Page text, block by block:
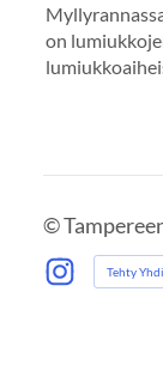
on
©
Instagram
Tehty